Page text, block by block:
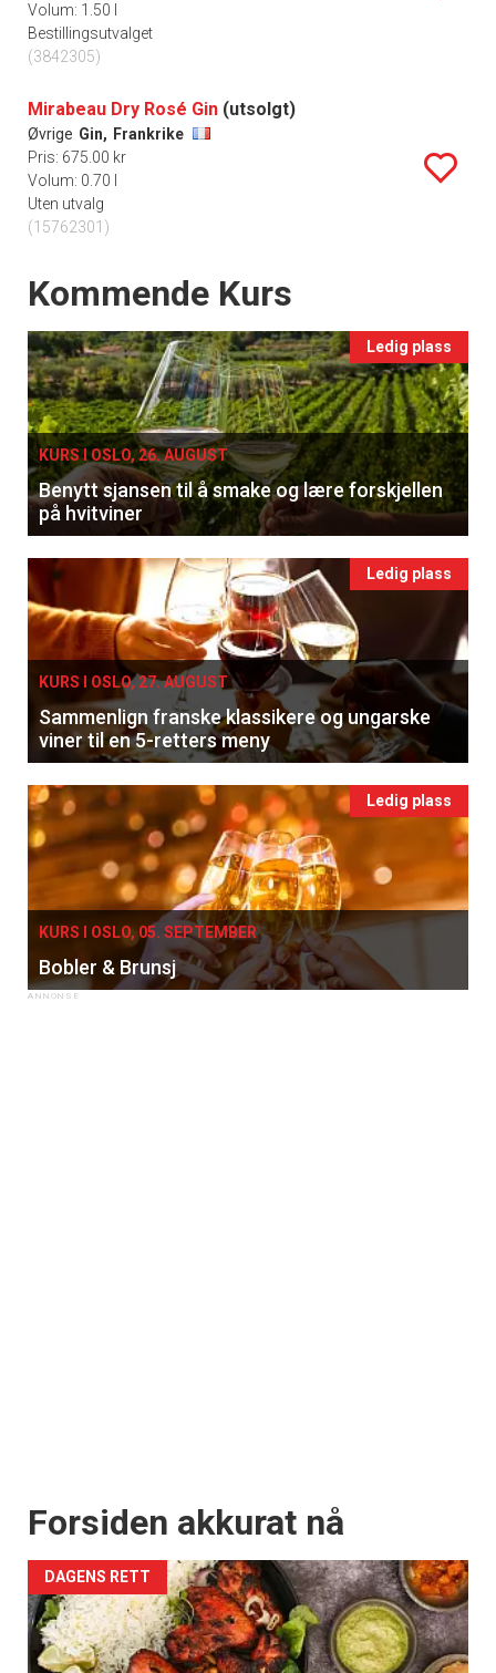
Volum: 1.50 l
Bestillingsutvalget
(3842305)
Mirabeau Dry Rosé Gin (utsolgt)
Øvrige Gin, Frankrike
Pris: 675.00 kr
Volum: 0.70 l
Uten utvalg
(15762301)
Events
Kommende Kurs
Ledig plass
KURS I OSLO, 26. AUGUST
Benytt sjansen til å smake og lære forskjellen
på hvitviner
Ledig plass
KURS I OSLO, 27. AUGUST
Sammenlign franske klassikere og ungarske
viner til en 5-retters meny
Ledig plass
KURS I OSLO, 05. SEPTEMBER
Bobler & Brunsj
Forsiden akkurat nå
DAGENS RETT